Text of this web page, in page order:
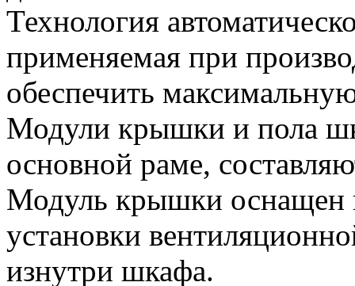
Технология
применяемая при
обеспечить
Модули крышки и пола
основной раме,
Модуль крышки оснащен
установки
изнутри шкафа.